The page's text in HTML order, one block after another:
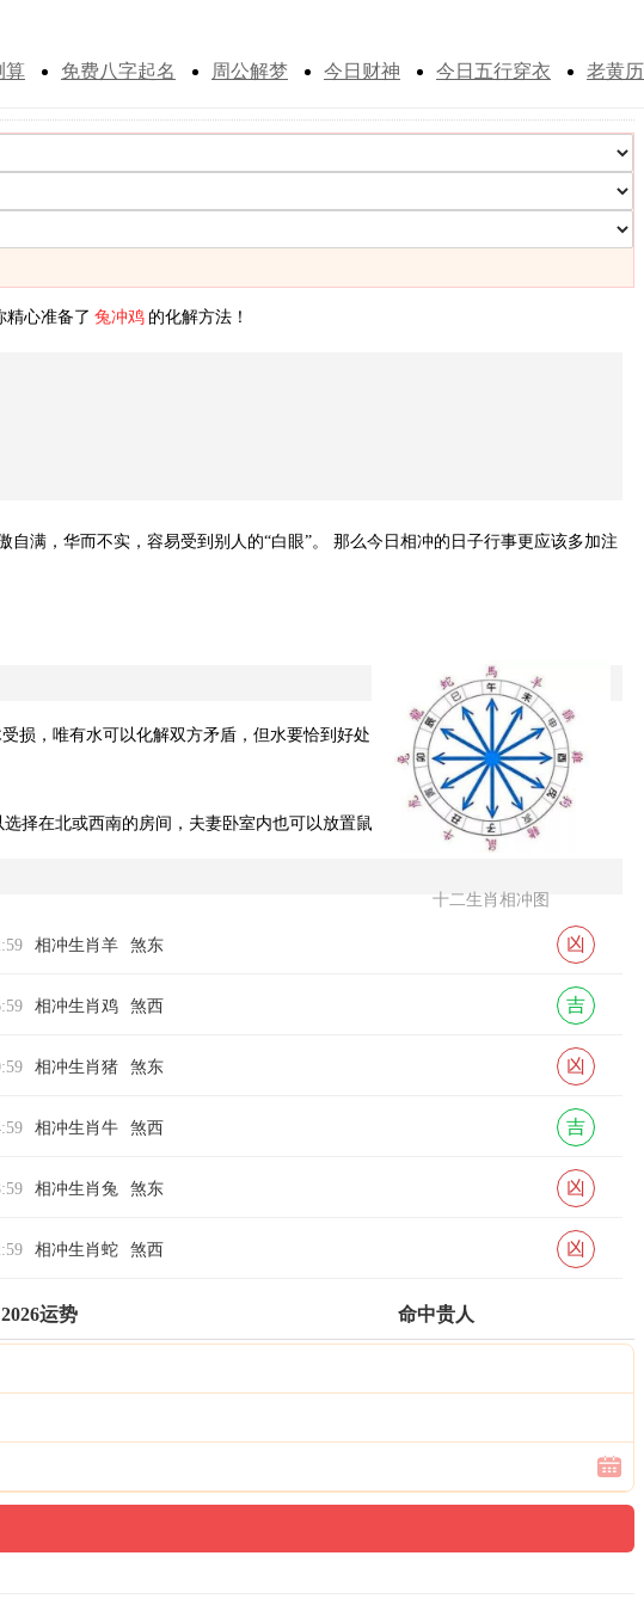
算 免费八字起名 周公解梦 今日财神 今日五行穿衣 老黄历
精心准备了 兔冲鸡 的化解方法！
十二生肖相冲图
满，华而不实，容易受到别人的“白眼”。 那么今日相冲的日子行事更应该多加注
损，唯有水可以化解双方矛盾，但水要恰到好处，多了不行，少了无用，适量最
择在北或西南的房间，夫妻卧室内也可以放置鼠类物件。
相冲生肖羊 煞东 凶
相冲生肖鸡 煞西 吉
相冲生肖猪 煞东 凶
相冲生肖牛 煞西 吉
相冲生肖兔 煞东 凶
相冲生肖蛇 煞西 凶
2026运势 命中贵人